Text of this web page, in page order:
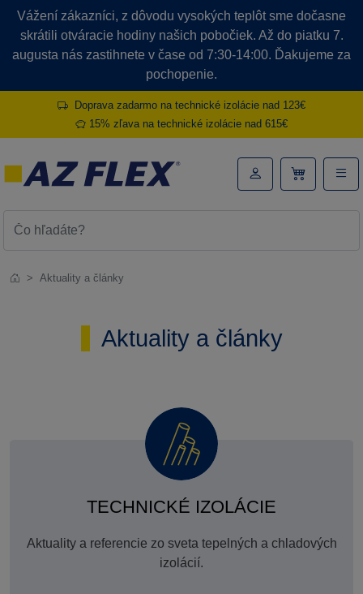
Vážení zákazníci, z dôvodu vysokých teplôt sme dočasne
skrátili otváracie hodiny našich pobočiek. Až do piatku 7.
augusta nás zastihnete v čase od 7:30-14:00. Ďakujeme za
pochopenie.
Doprava zadarmo na technické izolácie nad 123€
15% zľava na technické izolácie nad 615€
Aktuality a články
Aktuality a články
TECHNICKÉ IZOLÁCIE
Aktuality a referencie zo sveta tepelných a chladových
izolácií.